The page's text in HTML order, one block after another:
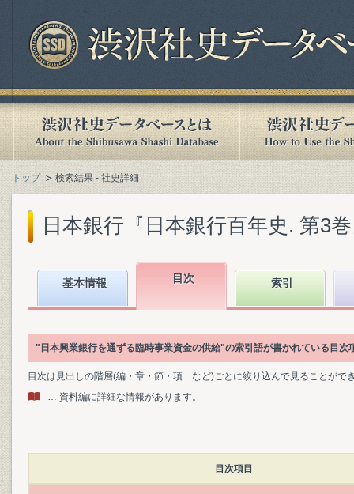
トップ 検索結果 - 社史詳細
日本銀行『日本銀行百年史. 第3
基本情報 目次 索引
"日本興業銀行を通ずる臨時事業資金の供給"の索引語が書かれている目次
目次は見出しの階層(編・章・節・項…など)ごとに絞り込んで見ることがで
… 資料編に詳細な情報があります。
目次項目